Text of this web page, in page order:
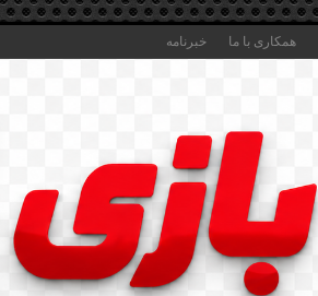
همکاری با ما خبرنامه